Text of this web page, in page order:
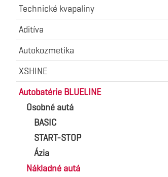
Technické kvapaliny
Aditíva
Autokozmetika
XSHINE
Autobatérie BLUELINE
Osobné autá
BASIC
START-STOP
Ázia
Nákladné autá